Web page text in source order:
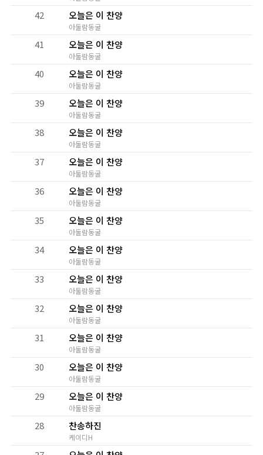
42 오늘은 이 찬양
아둘람동굴
41 오늘은 이 찬양
아둘람동굴
40 오늘은 이 찬양
아둘람동굴
39 오늘은 이 찬양
아둘람동굴
38 오늘은 이 찬양
아둘람동굴
37 오늘은 이 찬양
아둘람동굴
36 오늘은 이 찬양
아둘람동굴
35 오늘은 이 찬양
아둘람동굴
34 오늘은 이 찬양
아둘람동굴
33 오늘은 이 찬양
아둘람동굴
32 오늘은 이 찬양
아둘람동굴
31 오늘은 이 찬양
아둘람동굴
30 오늘은 이 찬양
아둘람동굴
29 오늘은 이 찬양
아둘람동굴
28 찬송하진
케이디H